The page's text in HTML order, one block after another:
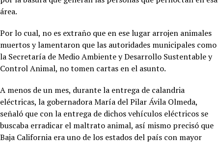
área.
Por lo cual, no es extraño que en ese lugar arrojen animales
muertos y lamentaron que las autoridades municipales como
la Secretaría de Medio Ambiente y Desarrollo Sustentable y
Control Animal, no tomen cartas en el asunto.
A menos de un mes, durante la entrega de calandria
eléctricas, la gobernadora María del Pilar Ávila Olmeda,
señaló que con la entrega de dichos vehículos eléctricos se
buscaba erradicar el maltrato animal, así mismo precisó que
Baja California era uno de los estados del país con mayor